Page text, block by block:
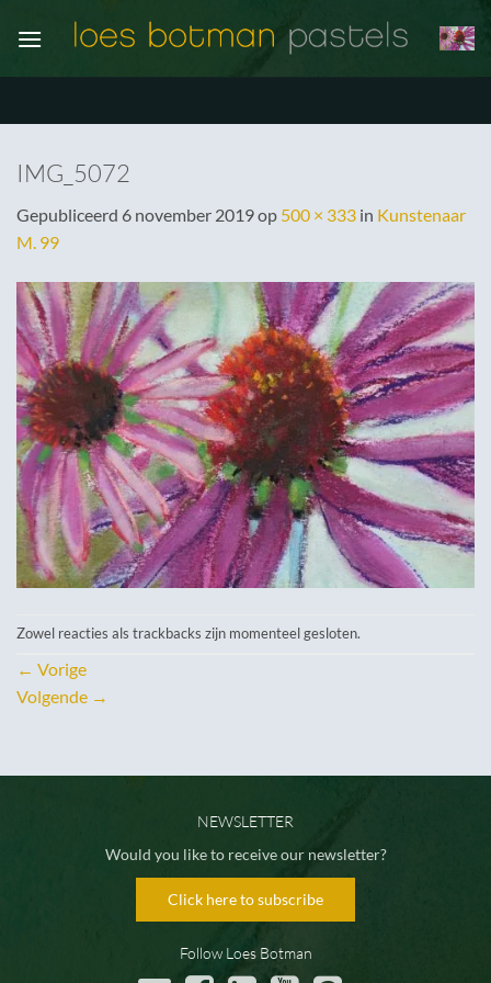
naar
IMG_5072
Gepubliceerd 6 november 2019op 500 × 333 in Kunstenaar
M. 99
Zowel reacties als trackbacks zijn momenteel gesloten.
← Vorige
Volgende →
NEWSLETTER
Would you like to receive our newsletter?
Click here to subscribe
Follow Loes Botman